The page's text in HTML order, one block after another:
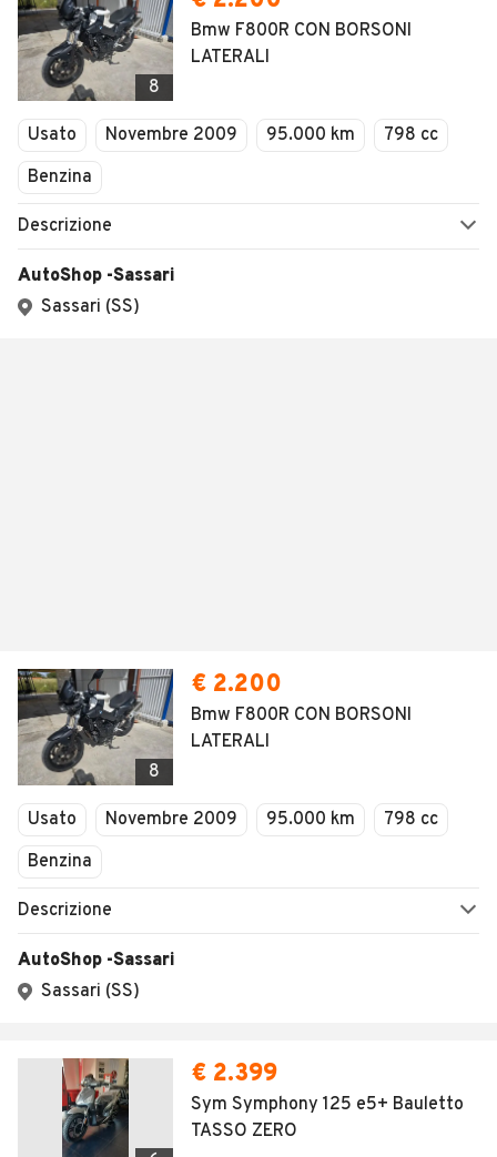
8
Bmw F800R CON BORSONI
LATERALI
Usato Novembre 2009 95.000 km
798 cc
Benzina
Descrizione
AutoShop -Sassari
Sassari (SS)
8
€ 2.200
Bmw F800R CON BORSONI
LATERALI
Usato Novembre 2009 95.000 km
798 cc
Benzina
Descrizione
AutoShop -Sassari
Sassari (SS)
€ 2.399
Sym Symphony 125 e5+ Bauletto
TASSO ZERO